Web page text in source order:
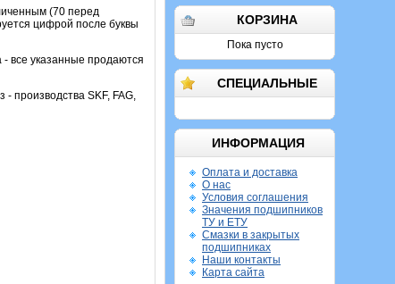
КОРЗИНА
Пока пусто
СПЕЦИАЛЬНЫЕ
ИНФОРМАЦИЯ
Оплата и доставка
О нас
Условия соглашения
Значения подшипников
ТУ и ЕТУ
Смазки в закрытых
подшипниках
Наши контакты
Карта сайта
(70 перед
цифрой после буквы
все указанные продаются
- производства SKF, FAG,